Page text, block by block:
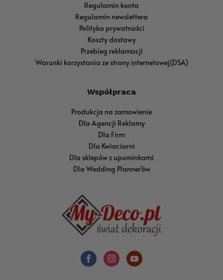
Regulamin konta
Regulamin newslettera
Polityka prywatności
Koszty dostawy
Przebieg reklamacji
Warunki korzystania ze strony internetowej(DSA)
Współpraca
Produkcja na zamowienie
Dla Agencji Reklamy
Dla Firm
Dla Kwiaciarni
Dla sklepów z upominkami
Dla Wedding Planner'ów